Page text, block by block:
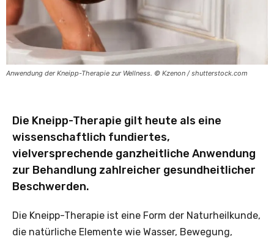
Anwendung der Kneipp-Therapie zur Wellness. © Kzenon / shutterstock.com
Die Kneipp-Therapie gilt heute als eine
wissenschaftlich fundiertes,
vielversprechende ganzheitliche Anwendung
zur Behandlung zahlreicher gesundheitlicher
Beschwerden.
Die Kneipp-Therapie ist eine Form der Naturheilkunde,
die natürliche Elemente wie Wasser, Bewegung,